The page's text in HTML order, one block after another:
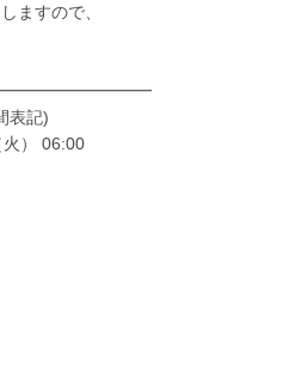
ますので、
表記)
） 06:00